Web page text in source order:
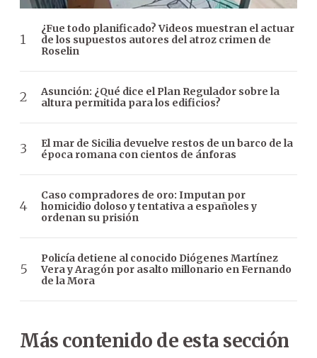
¿Fue todo planificado? Videos muestran el actuar
de los supuestos autores del atroz crimen de
Roselin
Asunción: ¿Qué dice el Plan Regulador sobre la
altura permitida para los edificios?
El mar de Sicilia devuelve restos de un barco de la
época romana con cientos de ánforas
Caso compradores de oro: Imputan por
homicidio doloso y tentativa a españoles y
ordenan su prisión
Policía detiene al conocido Diógenes Martínez
Vera y Aragón por asalto millonario en Fernando
de la Mora
Más contenido de esta sección